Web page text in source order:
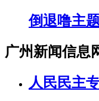
倒退噜主
广州新闻信息
人民民主